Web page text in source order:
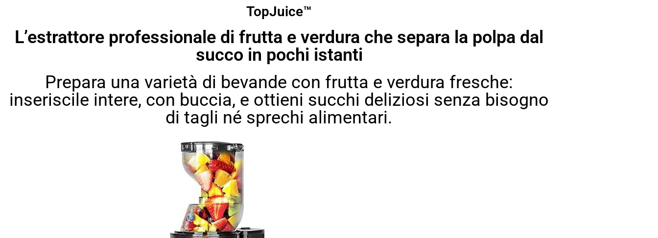
TopJuice™
L’estrattore professionale di frutta e verdura che separa la polpa dal
succo in pochi istanti
Prepara una varietà di bevande con frutta e verdura fresche:
inseriscile intere, con buccia, e ottieni succhi deliziosi senza bisogno
di tagli né sprechi alimentari.